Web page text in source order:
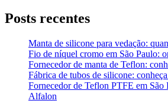
Posts recentes
Manta de silicone para vedação:
Fio de níquel cromo em São Paulo:
Fornecedor de manta de Teflon:
Fábrica de tubos de silicone:
Fornecedor de Teflon PTFE em São
Alfalon